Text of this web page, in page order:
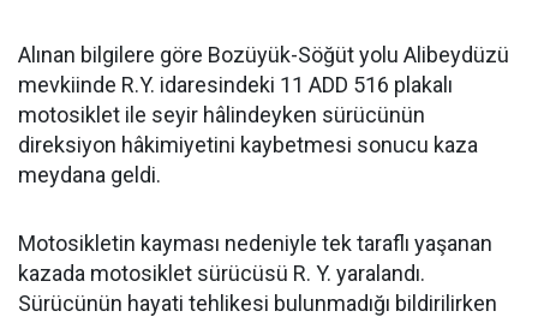
Alınan bilgilere göre Bozüyük-Söğüt yolu Alibeydüzü
mevkiinde R.Y. idaresindeki 11 ADD 516 plakalı
motosiklet ile seyir hâlindeyken sürücünün
direksiyon hâkimiyetini kaybetmesi sonucu kaza
meydana geldi.
Motosikletin kayması nedeniyle tek taraflı yaşanan
kazada motosiklet sürücüsü R. Y. yaralandı.
Sürücünün hayati tehlikesi bulunmadığı bildirilirken